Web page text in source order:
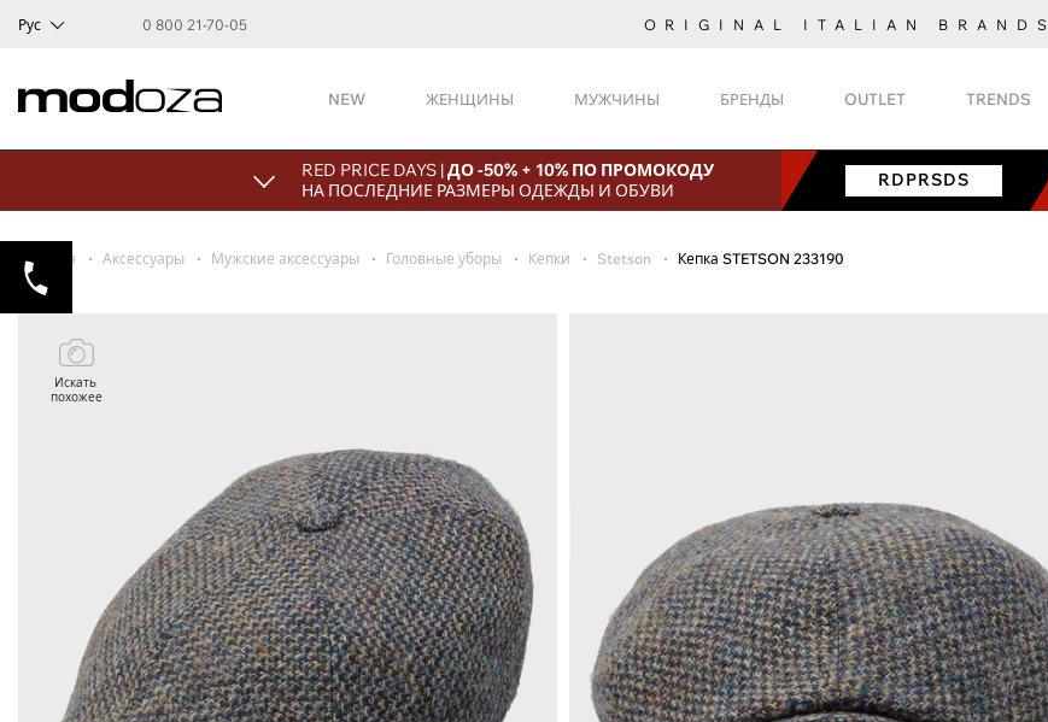
Рус 0 800 21-70-05 ORIGINAL ITALIAN BRANDS
NEW ЖЕНЩИНЫ МУЖЧИНЫ БРЕНДЫ OUTLET TRENDS
RED PRICE DAYS |ДО -50% + 10% ПО ПРОМОКОДУ
НА ПОСЛЕДНИЕ РАЗМЕРЫ ОДЕЖДЫ И ОБУВИ
RDPRSDS
Главная Аксессуары Мужские аксессуары Головные уборы Кепки Stetson Кепка STETSON 233190
Искать
похожее